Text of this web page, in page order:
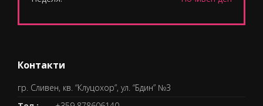
Контакти
гр. Сливен, кв. “Клуцохор”, ул. “Бдин” №3